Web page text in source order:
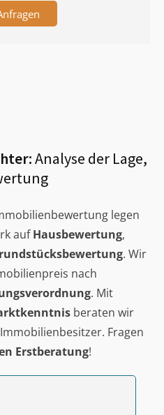
Analyse der Lage,
legen
aufHausbewertung,
. Wir
nach
. Mit
beraten wir
Fragen
Erstberatung!